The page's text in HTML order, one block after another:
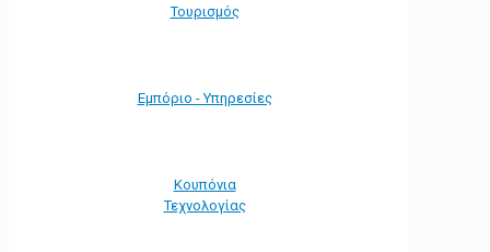
Τουρισμός
Εμπόριο - Υπηρεσίες
Κουπόνια
Τεχνολογίας